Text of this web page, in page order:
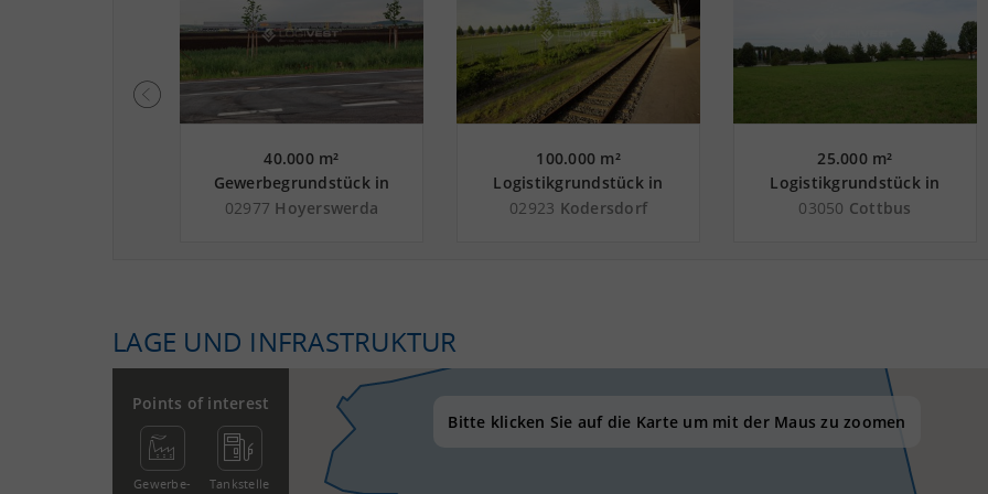
40.000 m²
Gewerbegrundstück in
Hoyerswerda nahe
02977 Hoyerswerda
100.000 m²
Logistikgrundstück in
Kodersdorf nahe
02923 Kodersdorf
25.000 m²
Logistikgrundstück in
Cottbus an der
03050 Cottbus
LAGE UND INFRASTRUKTUR
Bitte klicken Sie auf die Karte um mit der Maus zu zoomen
Points of interest
Gewerbe­
Tankstelle